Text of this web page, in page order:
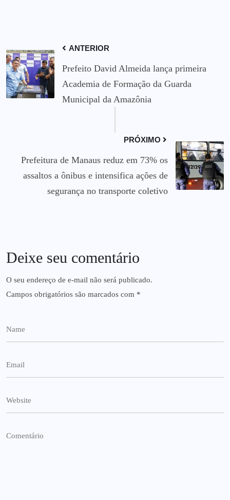
ANTERIOR
Prefeito David Almeida lança primeira
Academia de Formação da Guarda
Municipal da Amazônia
PRÓXIMO
Prefeitura de Manaus reduz em 73% os
assaltos a ônibus e intensifica ações de
segurança no transporte coletivo
Deixe seu comentário
O seu endereço de e-mail não será publicado.
Campos obrigatórios são marcados com *